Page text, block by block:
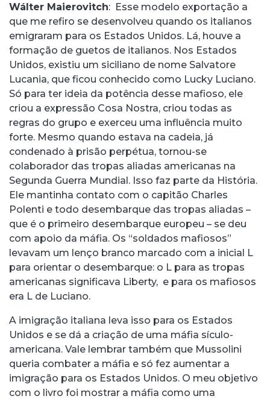
Wálter Maierovitch: Esse modelo exportação a
que me refiro se desenvolveu quando os italianos
emigraram para os Estados Unidos. Lá, houve a
formação de guetos de italianos. Nos Estados
Unidos, existiu um siciliano de nome Salvatore
Lucania, que ficou conhecido como Lucky Luciano.
Só para ter ideia da potência desse mafioso, ele
criou a expressão Cosa Nostra, criou todas as
regras do grupo e exerceu uma influência muito
forte. Mesmo quando estava na cadeia, já
condenado à prisão perpétua, tornou-se
colaborador das tropas aliadas americanas na
Segunda Guerra Mundial. Isso faz parte da História.
Ele mantinha contato com o capitão Charles
Polenti e todo desembarque das tropas aliadas –
que é o primeiro desembarque europeu – se deu
com apoio da máfia. Os “soldados mafiosos”
levavam um lenço branco marcado com a inicial L
para orientar o desembarque: o L para as tropas
americanas significava Liberty, e para os mafiosos
era L de Luciano.
A imigração italiana leva isso para os Estados
Unidos e se dá a criação de uma máfia sículo-
americana. Vale lembrar também que Mussolini
queria combater a máfia e só fez aumentar a
imigração para os Estados Unidos. O meu objetivo
com o livro foi mostrar a máfia como uma